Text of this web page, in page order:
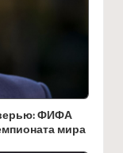
ФИФА
мира